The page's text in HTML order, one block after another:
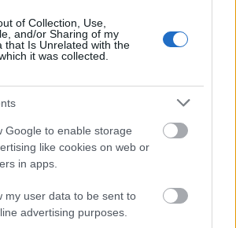
of Collection, Use,
and/or Sharing of my
that Is Unrelated with the
it was collected.
Google to enable storage
like cookies on web or
in apps.
my user data to be sent to
advertising purposes.
Gallo |
Atlético 3-1 en el partido adelantado de la